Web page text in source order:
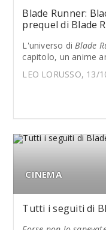
Blade Runner:
prequel di Blade
L'universo diBlade
capitolo, un anime
LEO LORUSSO, 13/
CINEMA
Tutti i seguiti di